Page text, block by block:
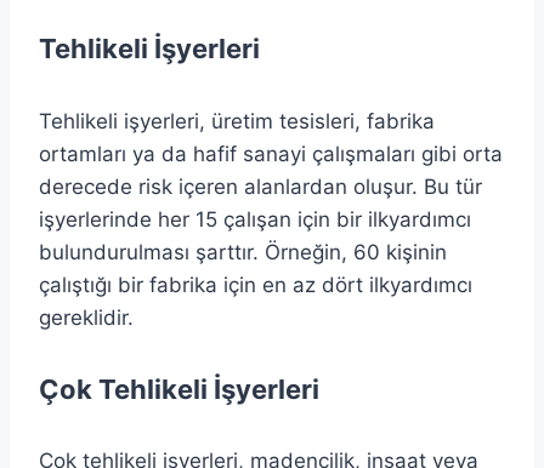
Tehlikeli İşyerleri
Tehlikeli işyerleri, üretim tesisleri, fabrika
ortamları ya da hafif sanayi çalışmaları gibi orta
derecede risk içeren alanlardan oluşur. Bu tür
işyerlerinde her 15 çalışan için bir ilkyardımcı
bulundurulması şarttır. Örneğin, 60 kişinin
çalıştığı bir fabrika için en az dört ilkyardımcı
gereklidir.
Çok Tehlikeli İşyerleri
Çok tehlikeli işyerleri, madencilik, inşaat veya